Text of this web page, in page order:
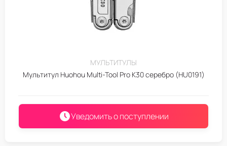
МУЛЬТИТУЛЫ
Мультитул Huohou Multi-Tool Pro K30 серебро (HU0191)
Уведомить о поступлении